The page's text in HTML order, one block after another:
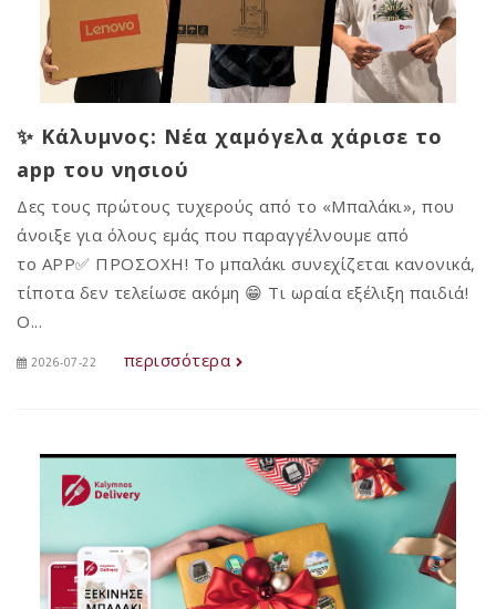
✨ Κάλυμνος: Νέα χαμόγελα χάρισε το
app του νησιού
Δες τους πρώτους τυχερούς από το «Μπαλάκι», που
άνοιξε για όλους εμάς που παραγγέλνουμε από
το APP✅ ΠΡΟΣΟΧΗ! Το μπαλάκι συνεχίζεται κανονικά,
τίποτα δεν τελείωσε ακόμη 😁 Τι ωραία εξέλιξη παιδιά!
Ο...
2026-07-22 περισσότερα